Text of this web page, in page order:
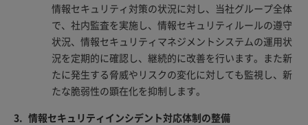
情報セキュリティ対策の状況に対し、当社グループ全体
で、社内監査を実施し、情報セキュリティルールの遵守
状況、情報セキュリティマネジメントシステムの運用状
況を定期的に確認し、継続的に改善を行います。また新
たに発生する脅威やリスクの変化に対しても監視し、新
たな脆弱性の顕在化を抑制します。
情報セキュリティインシデント対応体制の整備